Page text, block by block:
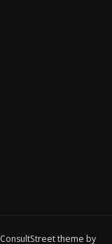
ConsultStreet theme by